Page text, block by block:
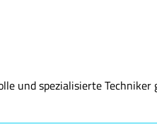
und spezialisierte